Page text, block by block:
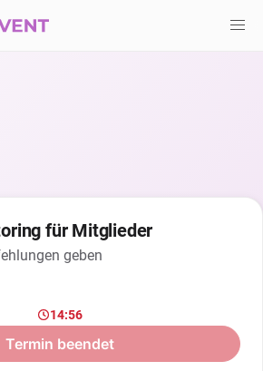
für Mitglieder
geben
14:56
Termin beendet